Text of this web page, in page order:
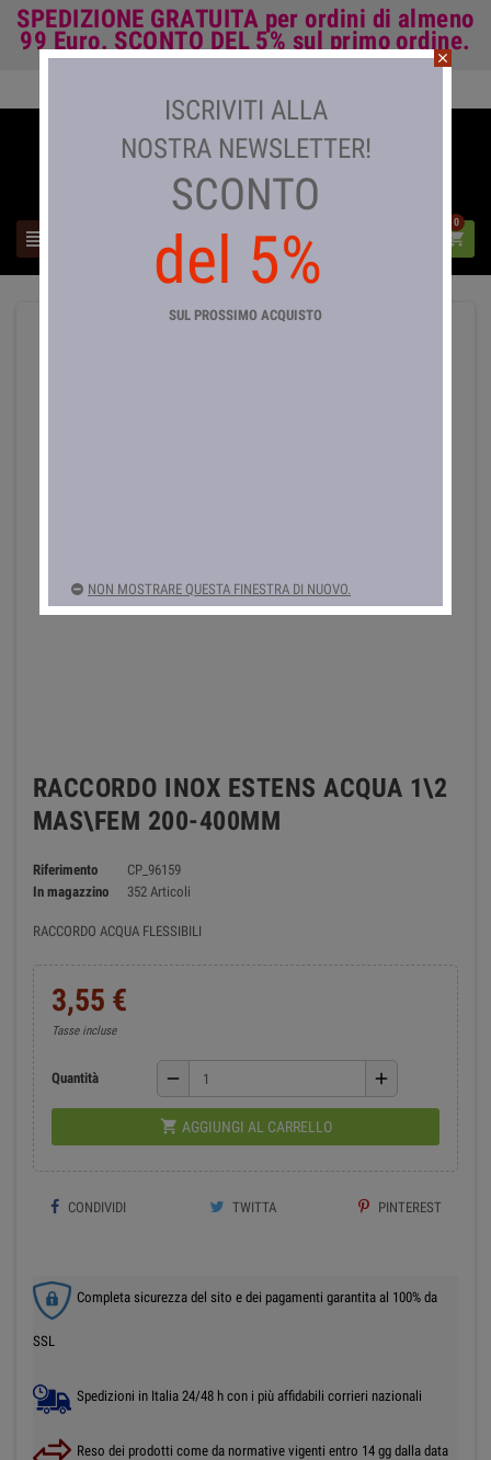
SPEDIZIONE GRATUITA per ordini di almeno
99 Euro. SCONTO DEL 5% sul primo ordine.
 
0
RACCORDO INOX ESTENS ACQUA 1\2
MAS\FEM 200-400MM
Riferimento
CP_96159
In magazzino
352 Articoli
RACCORDO ACQUA FLESSIBILI
3,55 €
Tasse incluse
Quantità remove add
 AGGIUNGI AL CARRELLO
CONDIVIDI TWITTA PINTEREST
Completa sicurezza del sito e dei pagamenti garantita al 100% da
SSL
Spedizioni in Italia 24/48 h con i più affidabili corrieri nazionali
Reso dei prodotti come da normative vigenti entro 14 gg dalla data
close
ISCRIVITI ALLA
NOSTRA NEWSLETTER!
SCONTO
del 5%
SUL PROSSIMO ACQUISTO
NON MOSTRARE QUESTA FINESTRA DI NUOVO.